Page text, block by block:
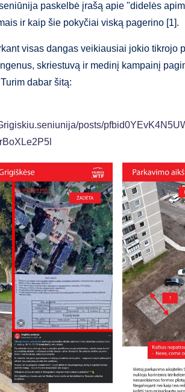
paskelbė įrašą apie "didelės
ir kaip šie pokyčiai viską pagerino [1].
visas dangas veikiausiai jokio tikrojo
skriestuvą ir medinį kampainį
dabar šitą:
posts/